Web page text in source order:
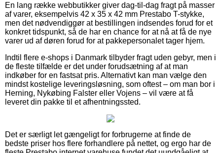
En lang række webbutikker giver dag-til-dag fragt på masser
af varer, eksempelvis 42 x 35 x 42 mm Prestabo T-stykke,
men det nødvendiggør at bestillingen indsendes forud for et
konkret tidspunkt, så de har en chance for at nå at få de nye
varer ud af døren forud for at pakkepersonalet tager hjem.
Indtil flere e-shops i Danmark tilbyder fragt uden gebyr, men i
de fleste tilfælde er det under forudsætning af at man
indkøber for en fastsat pris. Alternativt kan man vælge den
mindst kostelige leveringsløsning, som oftest – om man bor i
Herning, Nykøbing Falster eller Vojens – vil være at få
leveret din pakke til et afhentningssted.
Det er særligt let gængeligt for forbrugerne at finde de
bedste priser hos flere forhandlere på nettet, og ergo har de